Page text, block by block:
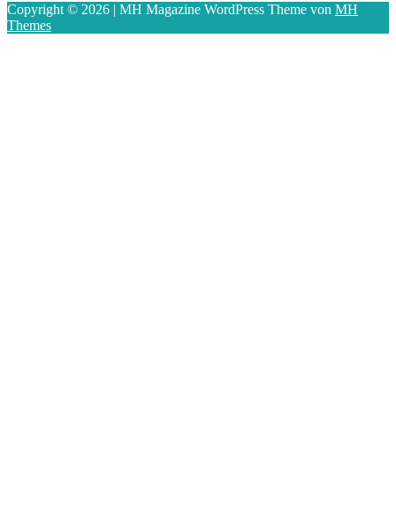
Copyright © 2026 | MH Magazine WordPress Theme von MH
Themes